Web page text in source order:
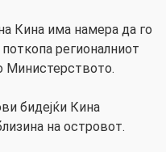
Кина има намера да го
регионалниот
Министерството.
бидејќи Кина
на островот.